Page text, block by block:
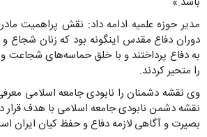
مدیر حوزه علمیه ادامه داد: نقش پراهمیت
دوران دفاع مقدس اینگونه بود که زنان شجاع
به دفاع پرداختند و با خلق حماسه‌های
را متحیر کردند.
وی نقشه دشمنان را نابودی جامعه اسلامی
نقشه‌ دشمن نابودی جامعه اسلامی با هدف قرار
بصیرت و آگاهی لازمه دفاع و حفظ کیان ایران